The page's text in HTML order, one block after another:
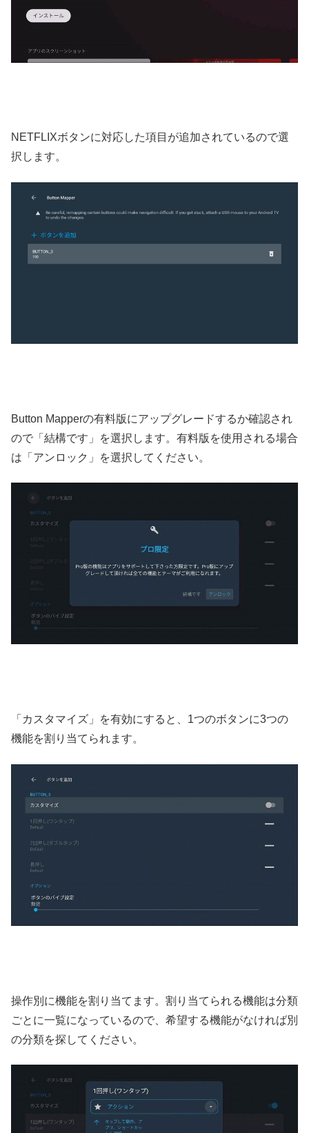
NETFLIXボタンに対応した項目が追加されているので選
択します。
Button Mapperの有料版にアップグレードするか確認され
ので「結構です」を選択します。有料版を使用される場合
は「アンロック」を選択してください。
「カスタマイズ」を有効にすると、1つのボタンに3つの
機能を割り当てられます。
操作別に機能を割り当てます。割り当てられる機能は分類
ごとに一覧になっているので、希望する機能がなければ別
の分類を探してください。